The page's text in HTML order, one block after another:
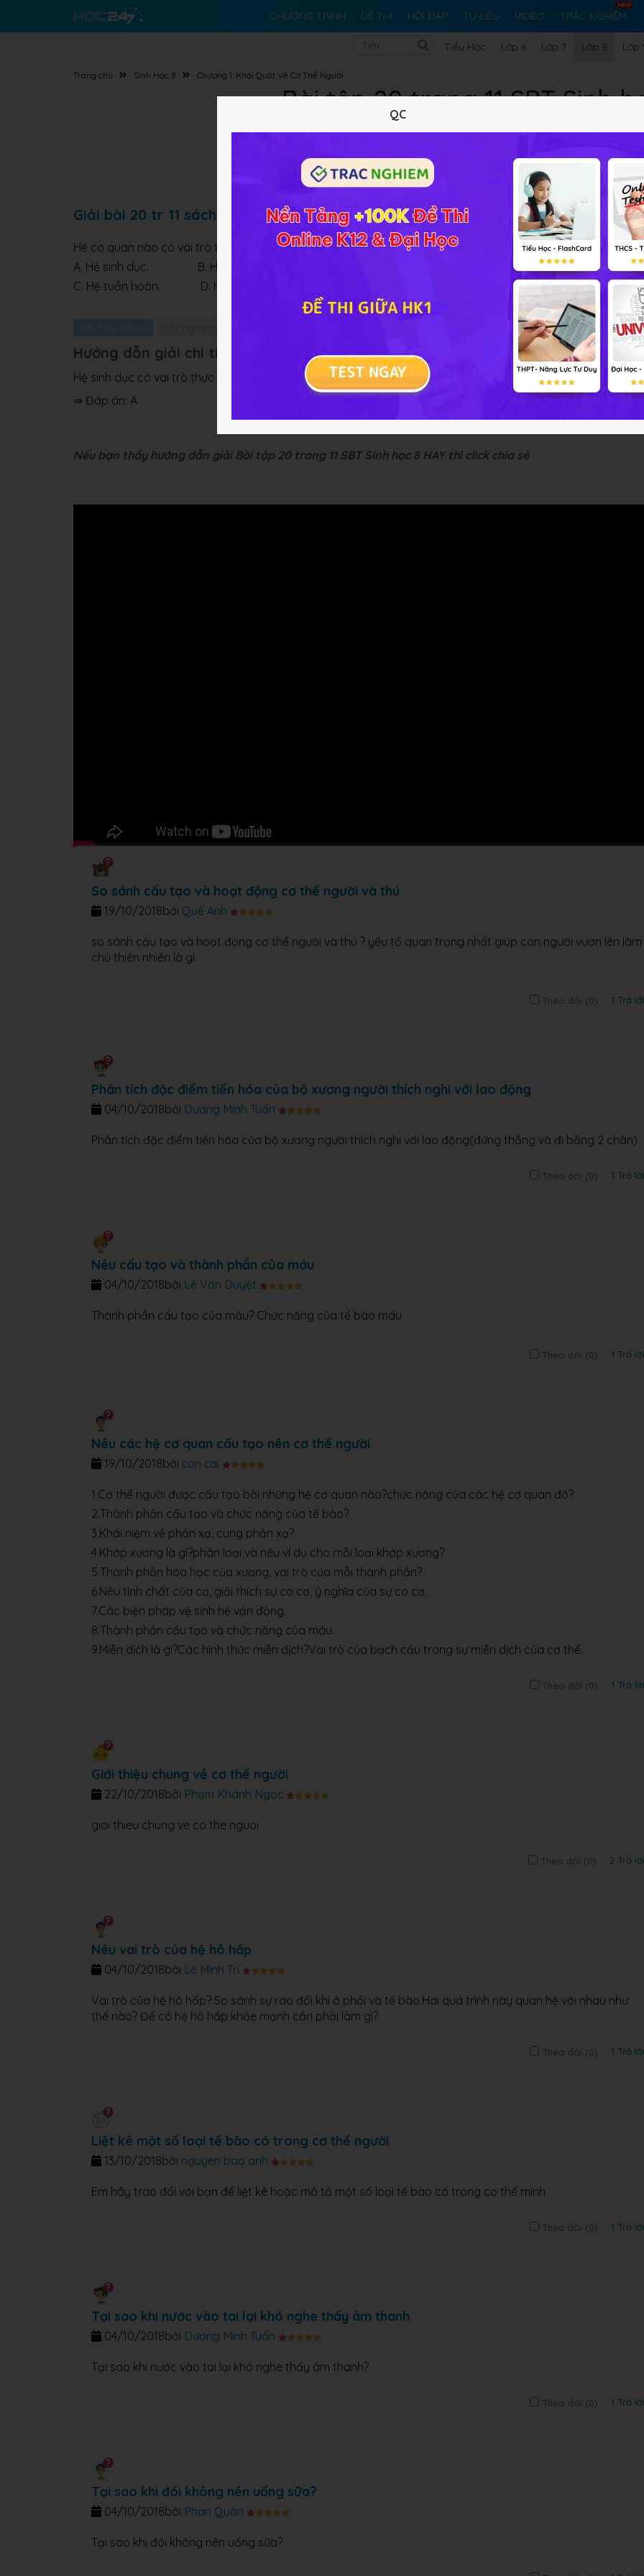
CHƯƠNG TRÌNH ĐỀ THI HỎI ĐÁP TƯ LIỆU VIDEO TRẮC NGHIỆM
Tiểu Học Lớp 6 Lớp 7 Lớp 8 Lớp
Trang chủ Sinh Học 8 Chương 1: Khái Quát Về Cơ Thể Người
Bài tập 20 trang 11 SBT Sinh
10 trắc nghiệm
Lý thuyết 10Trắc nghiệm 11BT SGK 155FAQ
Giải bài 20 tr 11 sách BT Sinh lớp 8
Hệ cơ quan nào có vai trò thực hiện quá trình sinh sản?
A. Hệ sinh dục. B. Hộ hô hấp.
C. Hệ tuần hoàn. D. Hệ bài tiết.
Hướng dẫn giải chi tiết bài 20
Hệ sinh dục có vai trò thực hiện quá trình sinh sản.
⇒ Đáp án: A
-- Mod Sinh Học 8
Nếu bạn thấy hướng dẫn giải Bài tập 20 trang 11 SBT Sinh học 8 HAY thì click chia sẻ
So sánh cấu tạo và hoạt động cơ thể người và thú
bởi Quế Anh
19/10/2018
so sánh cấu tạo và hoạt đọng cơ thể người và thú ? yếu tố quan trọng nhất giúp con người vươn lên làm
chủ thiên nhiên là gì
Theo dõi (0) 1 Trả lời
Phân tích đặc điểm tiến hóa của bộ xương người thích nghi với lao động
bởi Dương Minh Tuấn
04/10/2018
Phân tích đặc điểm tiến hóa của bộ xương người thích nghi với lao động(đứng thẳng và đi bằng 2 chân)
Theo dõi (0) 1 Trả lời
Nêu cấu tạo và thành phần của máu
bởi Lê Văn Duyệt
04/10/2018
Thành phần cấu tạo của máu? Chức năng của tế bào máu
Theo dõi (0) 1 Trả lời
Nêu các hệ cơ quan cấu tạo nên cơ thể người
bởi con cai
19/10/2018
1.Cơ thể người được cấu tạo bởi những hệ cơ quan nào?chức năng của các hệ cơ quan đó?
2.Thành phần cấu tạo và chức năng của tế bào?
3.Khái niệm về phản xạ, cung phản xạ?
4.Khớp xương là gì?phân loại và nêu ví dụ cho mỗi loại khớp xương?
5.Thành phần hóa học của xương, vai trò của mỗi thành phần?
6.Nêu tính chất của cơ, giải thích sự co cơ, ý nghĩa của sự co cơ.
7.Các biện pháp vệ sinh hệ vận động.
8.Thành phần cấu tạo và chức năng của máu.
9.Miễn dịch là gì?Các hình thức miễn dịch?Vai trò của bạch cầu trong sự miễn dịch của cơ thể.
Theo dõi (0) 1 Trả lời
Giới thiệu chung về cơ thể người
bởi Phạm Khánh Ngọc
22/10/2018
gioi thieu chung ve co the nguoi
Theo dõi (0) 2 Trả lời
Nêu vai trò của hệ hô hấp
bởi Lê Minh Trí
04/10/2018
Vai trò của hệ hô hấp? So sánh sự rao đổi khí ở phổi và tế bào.Hai quá trình này quan hệ với nhau như
thế nào? Để có hệ hô hấp khỏe mạnh cần phải làm gì?
Theo dõi (0) 1 Trả lời
Liệt kê một số loại tế bào có trong cơ thể người
bởi nguyen bao anh
13/10/2018
Em hãy trao đổi với bạn để liệt kê hoặc mô tả một số loại tế bào có trong cơ thể mình
Theo dõi (0) 1 Trả lời
Tại sao khi nước vào tai lại khó nghe thấy âm thanh
bởi Dương Minh Tuấn
04/10/2018
Tại sao khi nước vào tai lại khó nghe thấy âm thanh?
Theo dõi (0) 1 Trả lời
Tại sao khi đói không nên uống sữa?
bởi Phan Quân
04/10/2018
Tại sao khi đói không nên uống sữa?
QC